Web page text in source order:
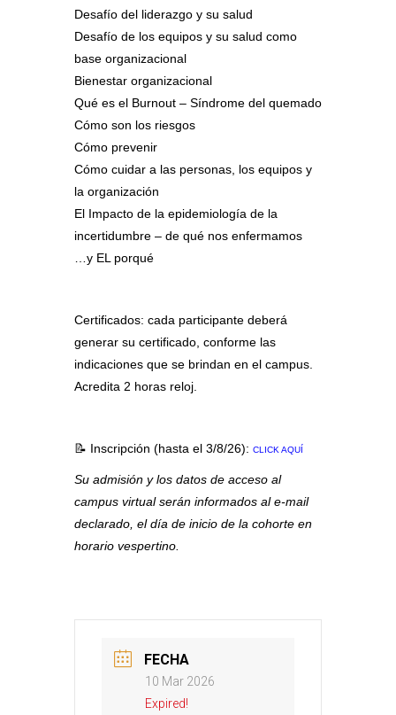
Desafío del liderazgo y su salud
Desafío de los equipos y su salud como
base organizacional
Bienestar organizacional
Qué es el Burnout – Síndrome del quemado
Cómo son los riesgos
Cómo prevenir
Cómo cuidar a las personas, los equipos y
la organización
El Impacto de la epidemiología de la
incertidumbre – de qué nos enfermamos
…y EL porqué
Certificados: cada participante deberá
generar su certificado, conforme las
indicaciones que se brindan en el campus.
Acredita 2 horas reloj.
📝 Inscripción (hasta el 3/8/26): CLICK AQUÍ
Su admisión ylos datos de acceso al
campus virtualserán informados ale-mail
declarado, el día de inicio de la cohorte en
horario vespertino.
FECHA
10 Mar 2026
Expired!